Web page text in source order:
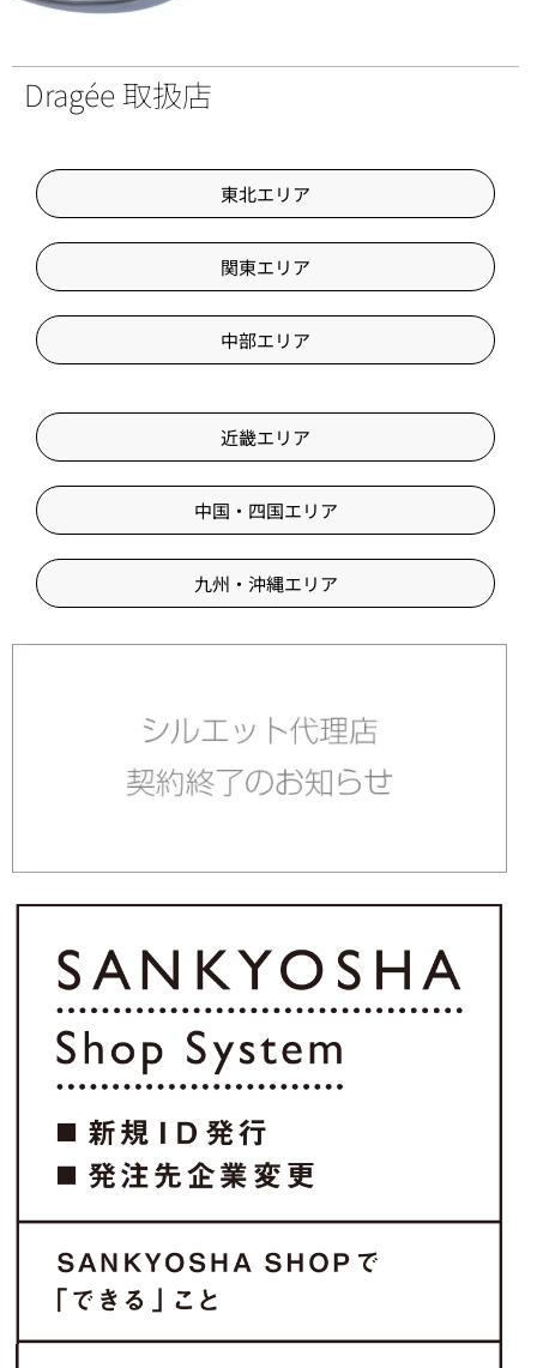
Dragée 取扱店
東北エリア
関東エリア
中部エリア
近畿エリア
中国・四国エリア
九州・沖縄エリア